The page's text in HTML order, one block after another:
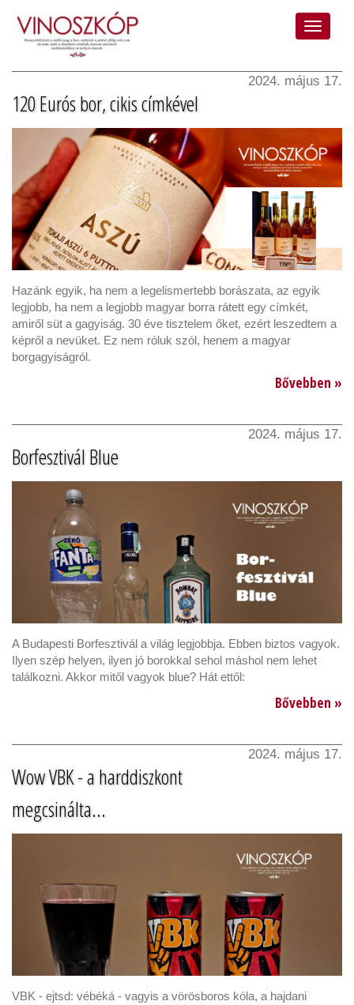
2024. május 17.
120 Eurós bor, cikis címkével
Hazánk egyik, ha nem a legelismertebb borászata, az egyik
legjobb, ha nem a legjobb magyar borra rátett egy címkét,
amiről süt a gagyiság. 30 éve tisztelem őket, ezért leszedtem a
képről a nevüket. Ez nem róluk szól, henem a magyar
borgagyiságról.
Bővebben »
2024. május 17.
Borfesztivál Blue
A Budapesti Borfesztivál a világ legjobbja. Ebben biztos vagyok.
Ilyen szép helyen, ilyen jó borokkal sehol máshol nem lehet
találkozni. Akkor mitől vagyok blue? Hát ettől:
Bővebben »
2024. május 17.
Wow VBK - a harddiszkont
megcsinálta...
VBK - ejtsd: vébéká - vagyis a vörösboros kóla, a hajdani